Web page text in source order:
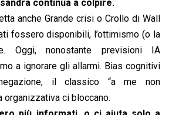
continua a colpire.
anche Grande crisi o Crollo di Wall
fossero disponibili, l’ottimismo (o la
Oggi, nonostante previsioni IA
a ignorare gli allarmi. Bias cognitivi
il classico “a me non
organizzativa ci bloccano.